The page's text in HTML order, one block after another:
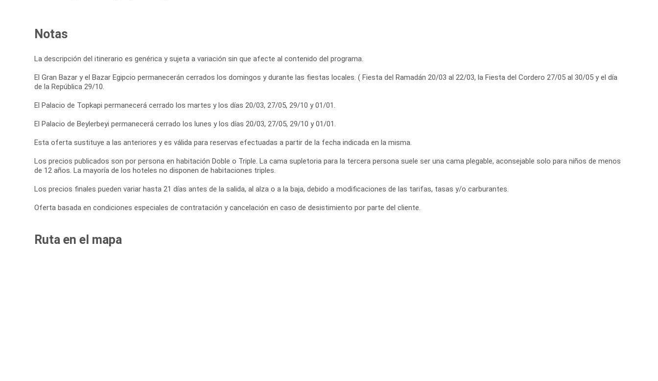
Notas
La descripción del itinerario es genérica y sujeta a variación sin que afecte al contenido del programa.
El Gran Bazar y el Bazar Egipcio permanecerán cerrados los domingos y durante las fiestas locales. ( Fiesta del Ramadán 20/03 al 22/03, la Fiesta del Cordero 27/05 al 30/05 y el día
de la República 29/10.
El Palacio de Topkapi permanecerá cerrado los martes y los días 20/03, 27/05, 29/10 y 01/01.
El Palacio de Beylerbeyi permanecerá cerrado los lunes y los días 20/03, 27/05, 29/10 y 01/01.
Esta oferta sustituye a las anteriores y es válida para reservas efectuadas a partir de la fecha indicada en la misma.
Los precios publicados son por persona en habitación Doble o Triple. La cama supletoria para la tercera persona suele ser una cama plegable, aconsejable solo para niños de menos
de 12 años. La mayoría de los hoteles no disponen de habitaciones triples.
Los precios finales pueden variar hasta 21 días antes de la salida, al alza o a la baja, debido a modificaciones de las tarifas, tasas y/o carburantes.
Oferta basada en condiciones especiales de contratación y cancelación en caso de desistimiento por parte del cliente.
Ruta en el mapa